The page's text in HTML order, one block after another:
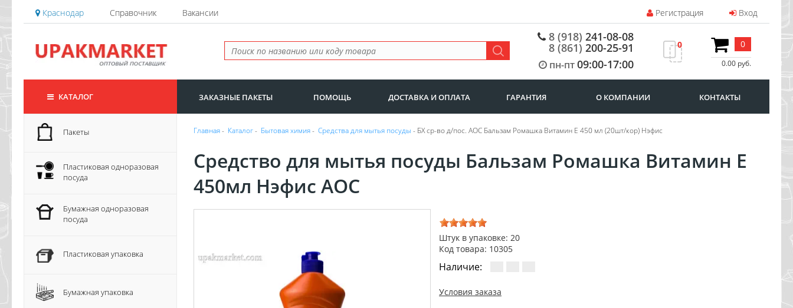
Краснодар Справочник Вакансии Регистрация Вход
8 (918) 241-08-08
8 (861) 200-25-91
пн-пт09:00-17:00
0 0
0.00 руб.
КАТАЛОГ ЗАКАЗНЫЕ ПАКЕТЫ ПОМОЩЬ ДОСТАВКА И ОПЛАТА ГАРАНТИЯ О КОМПАНИИ КОНТАКТЫ
Пакеты
Пластиковая одноразовая
посуда
Бумажная одноразовая
посуда
Пластиковая упаковка
Бумажная упаковка
Главная- Каталог- Бытовая химия- Средства для мытья посуды - БХ ср-во д/пос. АОС Бальзам Ромашка Витамин Е 450 мл (20шт/кор) Нэфис
Средство для мытья посуды Бальзам Ромашка Витамин Е
450мл Нэфис AOС
Штук в упаковке: 20
Код товара: 10305
Наличие:
Условия заказа